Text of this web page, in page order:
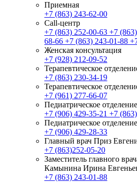
Приемная
+7 (863) 243-62-00
Call-центр
+7 (863) 252-00-63 +7
68-66 +7 (863) 243-01-88
Женская консультация
+7 (928) 212-09-52
Терапевтическое
+7 (863) 230-34-19
Терапевтическое
+7 (961) 277-66-07
Педиатрическое
+7 (906) 429-35-21 +7
Педиатрическое
+7 (906) 429-28-33
Главный врач Приз
+7 (863)252-05-20
Заместитель главного
Камынина Ирина
+7 (863) 243-01-88